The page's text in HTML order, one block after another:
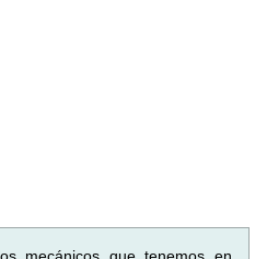
mecánicos que tenemos en